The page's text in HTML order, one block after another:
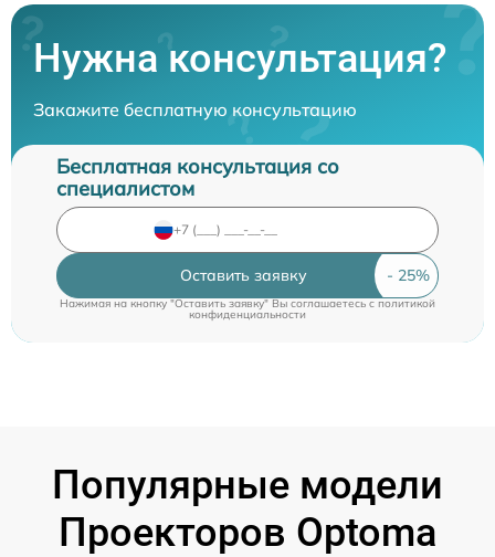
Нужна консультация?
Закажите бесплатную консультацию
Бесплатная консультация со
специалистом
Оставить заявку
Нажимая на кнопку "Оставить заявку" Вы соглашаетесь cполитикой
конфиденциальности
Популярные модели
Проекторов Optoma